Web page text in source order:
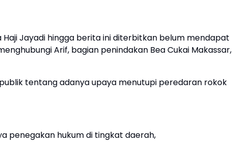
Jayadi hingga berita ini diterbitkan belum mendapat
Arif, bagian penindakan Bea Cukai Makassar,
tentang adanya upaya menutupi peredaran rokok
penegakan hukum di tingkat daerah,